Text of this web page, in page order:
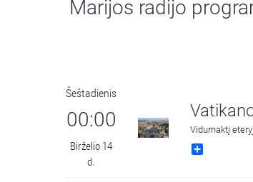
Marijos radijo
Šeštadienis
00:00
Birželio 14
d.
Vidurnaktį
Share